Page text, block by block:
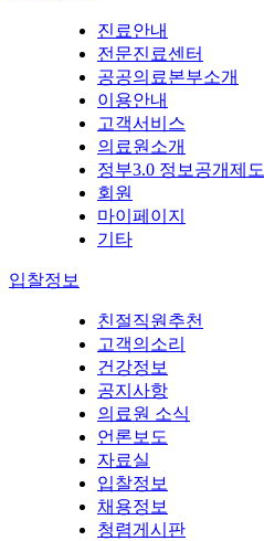
진료안내
전문진료센터
공공의료본부소개
이용안내
고객서비스
의료원소개
정부3.0 정보공개제도
회원
마이페이지
기타
입찰정보
친절직원추천
고객의소리
건강정보
공지사항
의료원 소식
언론보도
자료실
입찰정보
채용정보
청렴게시판